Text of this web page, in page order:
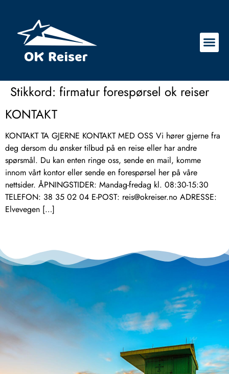
Stikkord: firmatur forespørsel ok reiser
KONTAKT
KONTAKT TA GJERNE KONTAKT MED OSS Vi hører gjerne fra
deg dersom du ønsker tilbud på en reise eller har andre
spørsmål. Du kan enten ringe oss, sende en mail, komme
innom vårt kontor eller sende en forespørsel her på våre
nettsider. ÅPNINGSTIDER: Mandag-fredag kl. 08:30-15:30
TELEFON: 38 35 02 04 E-POST: reis@okreiser.no ADRESSE:
Elvevegen […]